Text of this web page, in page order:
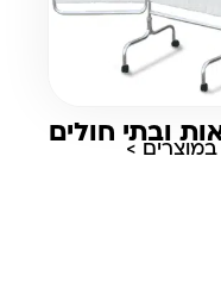
ובתי חולים
במוצרים >